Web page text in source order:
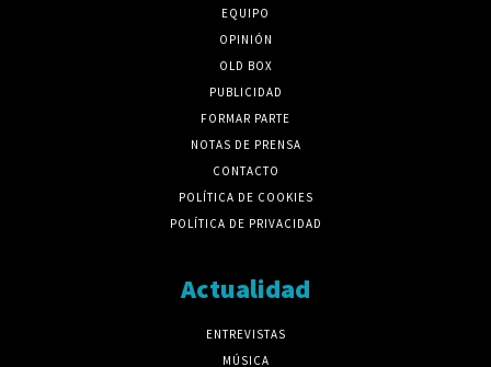
EQUIPO
OPINIÓN
OLD BOX
PUBLICIDAD
FORMAR PARTE
NOTAS DE PRENSA
CONTACTO
POLÍTICA DE COOKIES
POLÍTICA DE PRIVACIDAD
Actualidad
ENTREVISTAS
MÚSICA